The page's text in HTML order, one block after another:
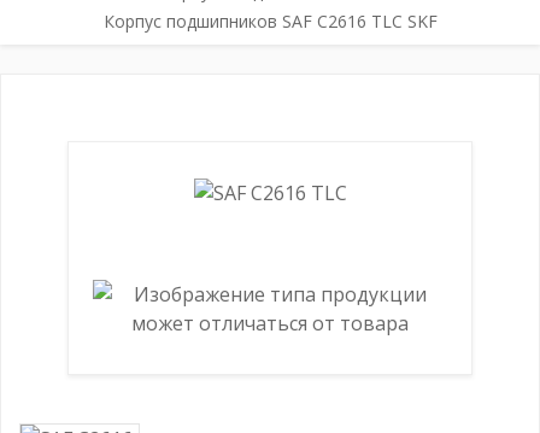
Корпус подшипников SAF C2616 TLC SKF